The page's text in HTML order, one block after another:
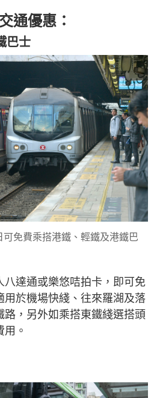
通優惠：
巴士
免費乘搭港鐵、輕鐵及港鐵巴
八達通或樂悠咭拍卡，即可免
用於機場快綫、往來羅湖及落
路，另外如乘搭東鐵綫選搭頭
。